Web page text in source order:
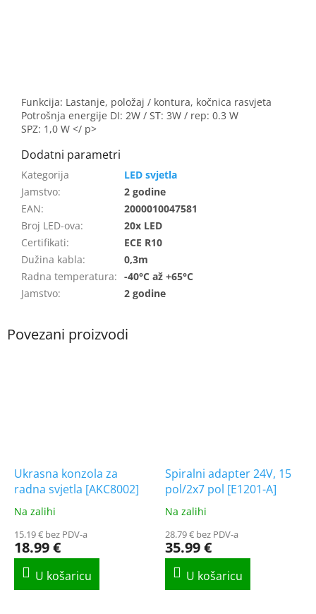
Ukrasna konzola za
radna svjetla [AKC8002]
The
product
rating
5.0
out
Na zalihi
15.19 € bez PDV-a
18.99 €
Spiralni adapter 24V, 15
pol/2x7 pol [E1201-A]
The
product
rating
5.0
out
Na zalihi
28.79 € bez PDV-a
35.99 €
Funkcija: Lastanje, položaj / kontura, kočnica rasvjeta
Potrošnja energije DI: 2W / ST: 3W / rep: 0.3 W
SPZ: 1,0 W </ p>
LED svjetla
Jamstvo:
2 godine
EAN:
2000010047581
Broj LED-ova:
20x LED
Certifikati:
ECE R10
Dužina kabla:
0,3m
Radna temperatura: -40°C až +65°C
Jamstvo: 2 godine